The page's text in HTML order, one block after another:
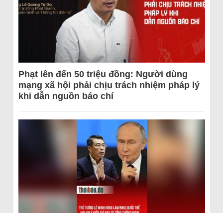
Phạt lên đến 50 triệu đồng: Người dùng
mạng xã hội phải chịu trách nhiệm pháp lý
khi dẫn nguồn báo chí